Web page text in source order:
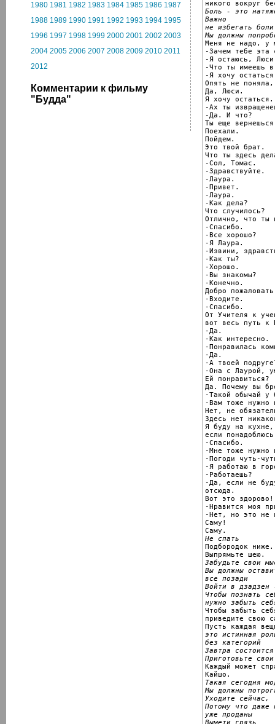
1980 1981 1982 1983 1984 1985 1986 1987
1988 1989 1990 1991 1992 1993 1994 1995
1996 1997 1998 1999 2000 2001 2002 2003
2004 2005 2006 2007 2008 2009 2010 2011
2012
Комментарии к фильму
"Будда"
Боль - это
Важно
не избегать боли
Мы должны
Меня не надо, у
-Зачем тебе эта
-Я остаюсь,
-Что ты имеешь в
-Я хочу
Опять не
Да, Люси.
Я хочу остаться.
-Ах ты
-Да. И что?
Ты еще
Поехали.
Пойдем.
Это твой брат.
Что ты здесь
-Сол, Томас.
-Здравствуйте.
-Лаура.
-Привет.
-Лаура.
-Как дела?
Что случилось?
Отлично, что ты
-Спасибо.
-Все хорошо?
-Я Лаура.
-Извини,
-Как ты?
-Хорошо.
-Вы знакомы?
-Конечно.
Добро
-Входите.
-Спасибо.
От Учителя к
вот весь путь к
-Да.
-Как интересно.
-Понравилась
-Да.
-А твоей
-Она с Лаурой,
Ей понравиться?
Да. Почему вы
-Такой обычай у
-Вам тоже нужно
Нет, не
Здесь нет
Я буду на кухне,
если
-Спасибо.
-Мне тоже нужно
-Погоди чуть-
-Я работаю в
-Работаешь?
-Да, если не
отсюда.
Вот это
-Нравится моя
-Нет, но это не
Саму!
Не спать
Подбородок ниже.
Забудьте свои
Вы должны
все позади
Войти в дзадзен
Чтобы познать
нужно забыть
Чтобы забыть
приведите свою
это истинная
без категорий
Завтра
Приготовьте
Каждый может
Такая сегодня
Мы должны
Уходите сейчас,
Потому что даже
уже проданы
Вымети грязь